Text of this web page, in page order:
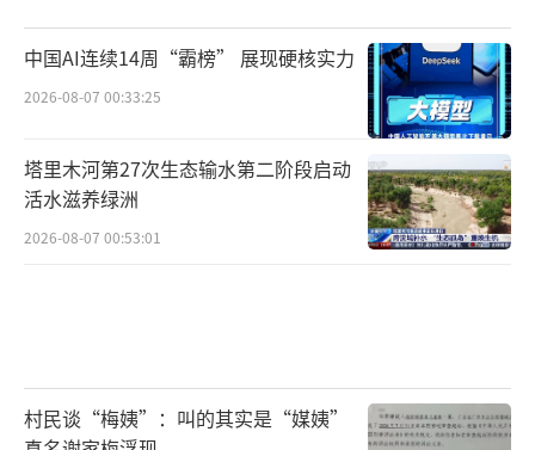
中国AI连续14周“霸榜” 展现硬核实力
2026-08-07 00:33:25
塔里木河第27次生态输水第二阶段启动
活水滋养绿洲
2026-08-07 00:53:01
村民谈“梅姨”：叫的其实是“媒姨”